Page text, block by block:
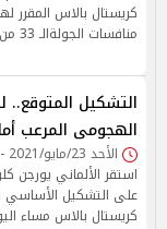
منافسات الجولةالـ 33 من بطولة الدوري الإنجليزي الممت…
التشكيل المتوقع..
الهجومى المرعب
الأحد 23/مايو/2021 - 12:01 م
استقر الألماني يورجن
على التشكيل الأساسي
كريستال بالاس مساء